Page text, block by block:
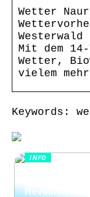
Wetter
Mit dem 14-
Wetter,
vielem
Keywords:
INFO
Revolutionäre